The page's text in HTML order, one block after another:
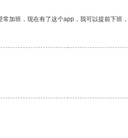
加班，现在有了这个app，我可以提前下班，